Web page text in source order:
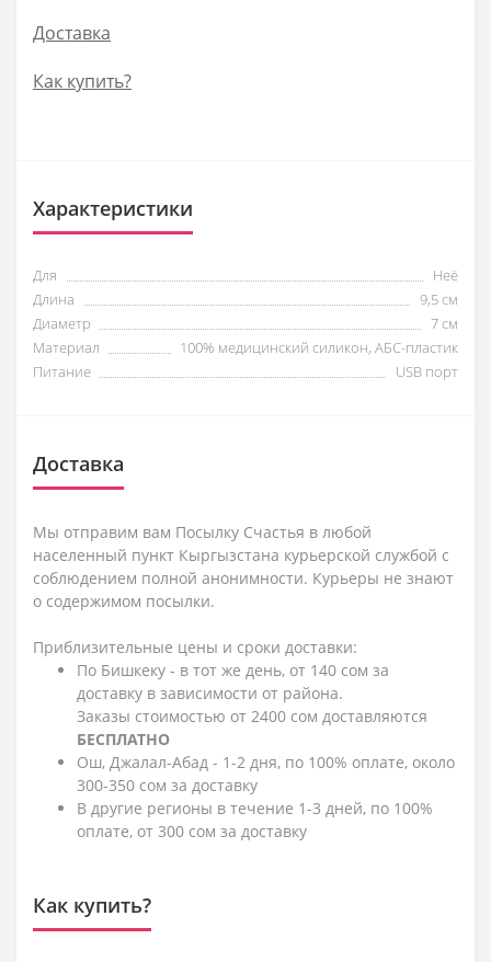
Доставка
Как купить?
Характеристики
Для
Неё
Длина
9,5 см
Диаметр
7 см
Материал
100% медицинский силикон, АБС-пластик
Питание
USB порт
Доставка
Мы отправим вам Посылку Счастья в любой
населенный пункт Кыргызстана курьерской службой с
соблюдением полной анонимности. Курьеры не знают
о содержимом посылки.
Приблизительные цены и сроки доставки:
По Бишкеку - в тот же день, от 140 сом за
доставку в зависимости от района.
Заказы стоимостью от 2400 сом доставляются
БЕСПЛАТНО
Ош, Джалал-Абад - 1-2 дня, по 100% оплате, около
300-350 сом за доставку
В другие регионы в течение 1-3 дней, по 100%
оплате, от 300 сом за доставку
Как купить?